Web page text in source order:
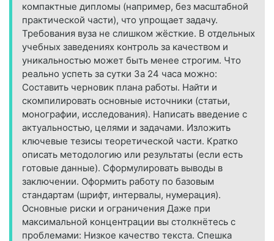
компактные дипломы (например, без масштабной
практической части), что упрощает задачу.
Требования вуза не слишком жёсткие. В отдельных
учебных заведениях контроль за качеством и
уникальностью может быть менее строгим. Что
реально успеть за сутки За 24 часа можно:
Составить черновик плана работы. Найти и
скомпилировать основные источники (статьи,
монографии, исследования). Написать введение с
актуальностью, целями и задачами. Изложить
ключевые тезисы теоретической части. Кратко
описать методологию или результаты (если есть
готовые данные). Сформулировать выводы в
заключении. Оформить работу по базовым
стандартам (шрифт, интервалы, нумерация).
Основные риски и ограничения Даже при
максимальной концентрации вы столкнётесь с
проблемами: Низкое качество текста. Спешка